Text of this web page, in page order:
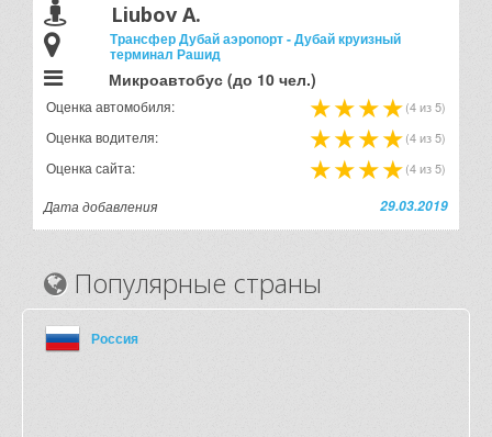
Liubov A.
Трансфер Дубай аэропорт - Дубай круизный
терминал Рашид
Микроавтобус (до 10 чел.)
Оценка автомобиля: (4 из 5)
Оценка водителя: (4 из 5)
Оценка сайта: (4 из 5)
Дата добавления 29.03.2019
Популярные страны
Россия